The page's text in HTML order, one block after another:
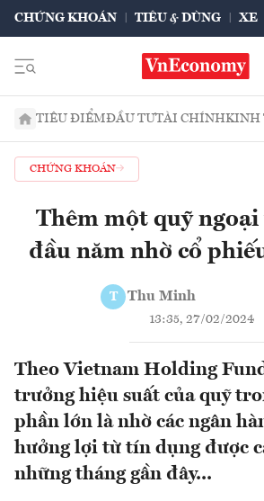
CHỨNG KHOÁN TIÊU & DÙNG XE
TIÊU ĐIỂMĐẦU TƯTÀI CHÍNHKINH
CHỨNG KHOÁN
Thêm một quỹ
đầu năm nhờ cổ
T Thu Minh
13:35, 27/02/2024
Theo Vietnam Holding
trưởng hiệu suất của quỹ
phần lớn là nhờ các ngân
hưởng lợi từ tín dụng được
những tháng gần đây...